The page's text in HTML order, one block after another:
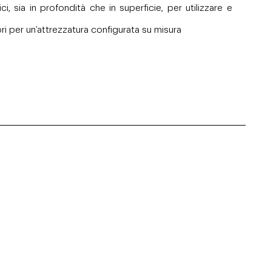
sia in profondità che in superficie, per utilizzare e
per un'attrezzatura configurata su misura